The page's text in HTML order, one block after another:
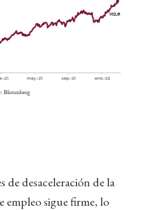
de desaceleración de la
empleo sigue firme, lo